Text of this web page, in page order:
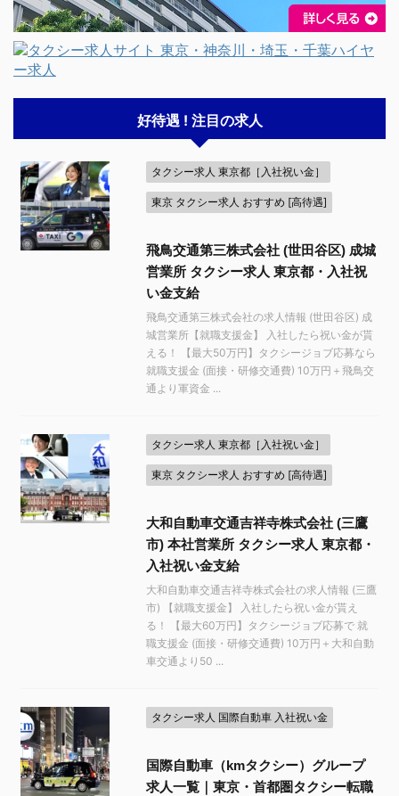
好待遇 ! 注目の求人
タクシー求人 東京都［入社祝い金］
東京 タクシー求人 おすすめ [高待遇]
飛鳥交通第三株式会社 (世田谷区) 成城
営業所 タクシー求人 東京都・入社祝
い金支給
飛鳥交通第三株式会社の求人情報 (世田谷区) 成
城営業所【就職支援金】 入社したら祝い金が貰
える！ 【最大50万円】タクシージョブ応募なら
就職支援金 (面接・研修交通費) 10万円＋飛鳥交
通より軍資金 ...
タクシー求人 東京都［入社祝い金］
東京 タクシー求人 おすすめ [高待遇]
大和自動車交通吉祥寺株式会社 (三鷹
市) 本社営業所 タクシー求人 東京都・
入社祝い金支給
大和自動車交通吉祥寺株式会社の求人情報 (三鷹
市) 【就職支援金】 入社したら祝い金が貰え
る！ 【最大60万円】タクシージョブ応募で 就
職支援金 (面接・研修交通費) 10万円＋大和自動
車交通より50 ...
タクシー求人 国際自動車 入社祝い金
国際自動車（kmタクシー）グループ
求人一覧｜東京・首都圏タクシー転職